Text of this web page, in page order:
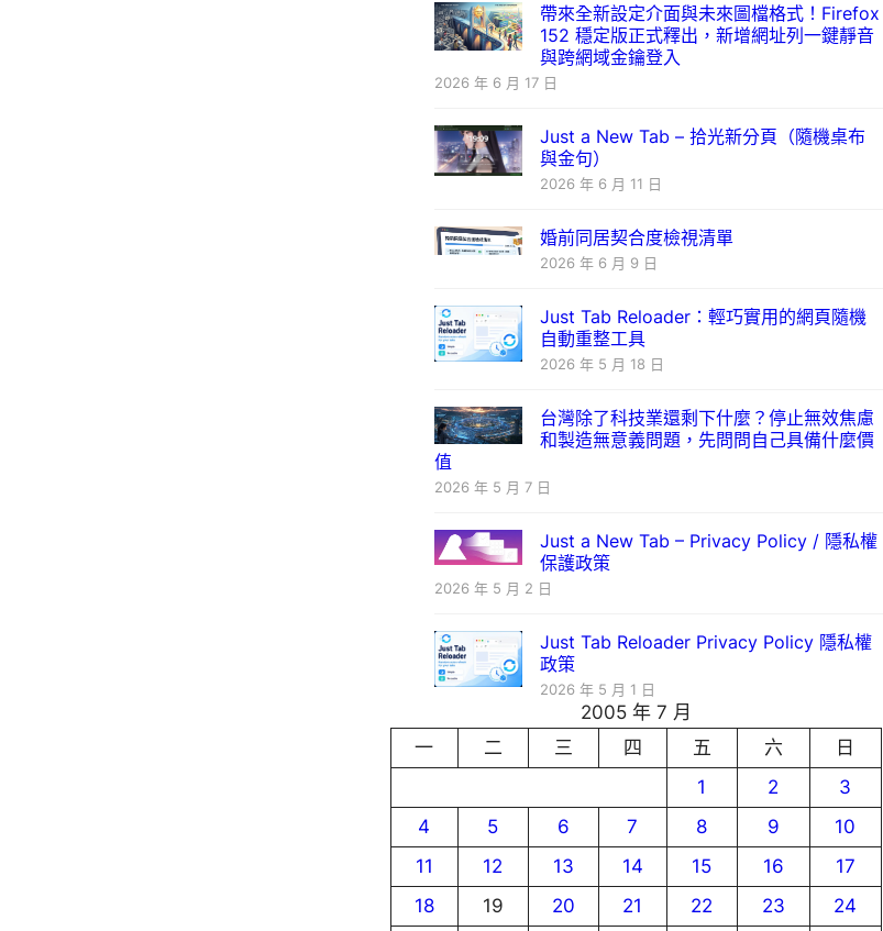
帶來全新設定介面與未來圖檔格式！Firefox
152 穩定版正式釋出，新增網址列一鍵靜音
與跨網域金鑰登入
2026 年 6 月 17 日
Just a New Tab – 拾光新分頁（隨機桌布
與金句）
2026 年 6 月 11 日
婚前同居契合度檢視清單
2026 年 6 月 9 日
Just Tab Reloader：輕巧實用的網頁隨機
自動重整工具
2026 年 5 月 18 日
台灣除了科技業還剩下什麼？停止無效焦慮
和製造無意義問題，先問問自己具備什麼價
值
2026 年 5 月 7 日
Just a New Tab – Privacy Policy / 隱私權
保護政策
2026 年 5 月 2 日
Just Tab Reloader Privacy Policy 隱私權
政策
2026 年 5 月 1 日
2005 年 7 月
一
二 三 四 五 六
日
1
2
3
4
5 6 7 8 9
10
11
12 13 14 15 16
17
18
19 20 21 22 23
24